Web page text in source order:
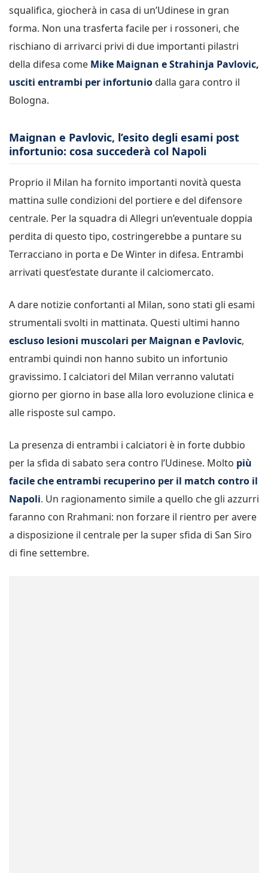
squalifica, giocherà in casa di un’Udinese in gran
forma. Non una trasferta facile per i rossoneri, che
rischiano di arrivarci privi di due importanti pilastri
della difesa come Mike Maignan e Strahinja Pavlovic,
usciti entrambi per infortunio dalla gara contro il
Bologna.
Maignan e Pavlovic, l’esito degli esami post
infortunio: cosa succederà col Napoli
Proprio il Milan ha fornito importanti novità questa
mattina sulle condizioni del portiere e del difensore
centrale. Per la squadra di Allegri un’eventuale doppia
perdita di questo tipo, costringerebbe a puntare su
Terracciano in porta e De Winter in difesa. Entrambi
arrivati quest’estate durante il calciomercato.
A dare notizie confortanti al Milan, sono stati gli esami
strumentali svolti in mattinata. Questi ultimi hanno
escluso lesioni muscolari per Maignan e Pavlovic,
entrambi quindi non hanno subito un infortunio
gravissimo. I calciatori del Milan verranno valutati
giorno per giorno in base alla loro evoluzione clinica e
alle risposte sul campo.
La presenza di entrambi i calciatori è in forte dubbio
per la sfida di sabato sera contro l’Udinese. Molto più
facile che entrambi recuperino per il match contro il
Napoli. Un ragionamento simile a quello che gli azzurri
faranno con Rrahmani: non forzare il rientro per avere
a disposizione il centrale per la super sfida di San Siro
di fine settembre.